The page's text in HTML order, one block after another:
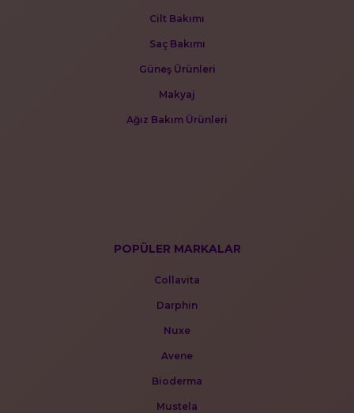
Cilt Bakımı
Saç Bakımı
Güneş Ürünleri
Makyaj
Ağız Bakım Ürünleri
POPÜLER MARKALAR
Collavita
Darphin
Nuxe
Avene
Bioderma
Mustela